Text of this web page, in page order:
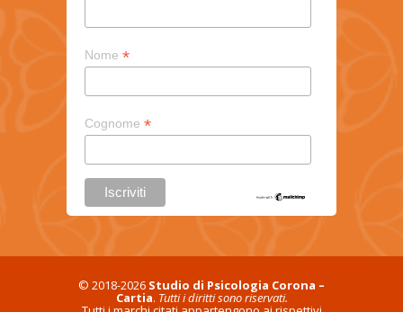
Nome *
Cognome *
© 2018-2026 Studio di Psicologia Corona –
Cartia. Tutti i diritti sono riservati.